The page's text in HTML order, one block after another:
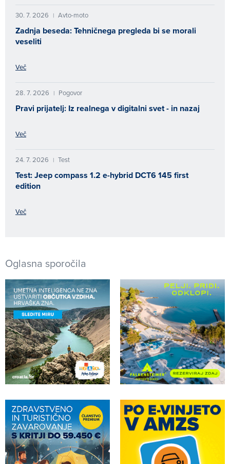
30. 7. 2026 | Avto-moto
Zadnja beseda: Tehničnega pregleda bi se morali
veseliti
Več
28. 7. 2026 | Pogovor
Pravi prijatelj: Iz realnega v digitalni svet - in nazaj
Več
24. 7. 2026 | Test
Test: Jeep compass 1.2 e-hybrid DCT6 145 first
edition
Več
Oglasna sporočila